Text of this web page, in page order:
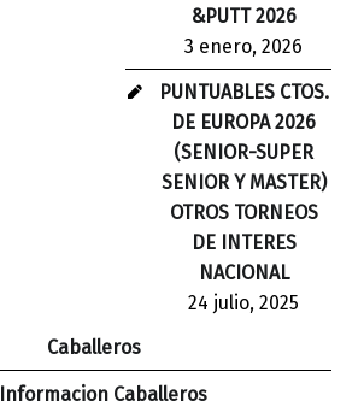
&PUTT 2026
3 enero, 2026
PUNTUABLES CTOS.
DE EUROPA 2026
(SENIOR-SUPER
SENIOR Y MASTER)
OTROS TORNEOS
DE INTERES
NACIONAL
24 julio, 2025
Caballeros
Informacion Caballeros